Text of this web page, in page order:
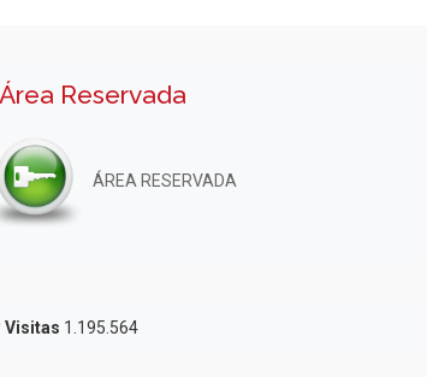
Área Reservada
ÁREA RESERVADA
Visitas 1.195.564